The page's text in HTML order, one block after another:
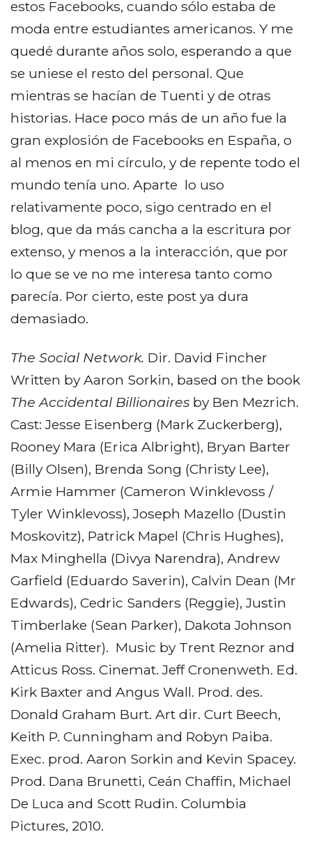
estos Facebooks, cuando sólo estaba de
moda entre estudiantes americanos. Y me
quedé durante años solo, esperando a que
se uniese el resto del personal. Que
mientras se hacían de Tuenti y de otras
historias. Hace poco más de un año fue la
gran explosión de Facebooks en España, o
al menos en mi círculo, y de repente todo el
mundo tenía uno. Aparte lo uso
relativamente poco, sigo centrado en el
blog, que da más cancha a la escritura por
extenso, y menos a la interacción, que por
lo que se ve no me interesa tanto como
parecía. Por cierto, este post ya dura
demasiado.
The Social Network. Dir. David Fincher
Written by Aaron Sorkin, based on the book
The Accidental Billionaires by Ben Mezrich.
Cast: Jesse Eisenberg (Mark Zuckerberg),
Rooney Mara (Erica Albright), Bryan Barter
(Billy Olsen), Brenda Song (Christy Lee),
Armie Hammer (Cameron Winklevoss /
Tyler Winklevoss), Joseph Mazello (Dustin
Moskovitz), Patrick Mapel (Chris Hughes),
Max Minghella (Divya Narendra), Andrew
Garfield (Eduardo Saverin), Calvin Dean (Mr
Edwards), Cedric Sanders (Reggie), Justin
Timberlake (Sean Parker), Dakota Johnson
(Amelia Ritter). Music by Trent Reznor and
Atticus Ross. Cinemat. Jeff Cronenweth. Ed.
Kirk Baxter and Angus Wall. Prod. des.
Donald Graham Burt. Art dir. Curt Beech,
Keith P. Cunningham and Robyn Paiba.
Exec. prod. Aaron Sorkin and Kevin Spacey.
Prod. Dana Brunetti, Ceán Chaffin, Michael
De Luca and Scott Rudin. Columbia
Pictures, 2010.